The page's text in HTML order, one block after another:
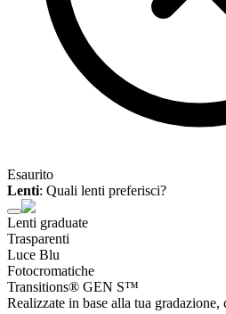
Esaurito
Lenti: Quali lenti preferisci?
Lenti graduate
Trasparenti
Luce Blu
Fotocromatiche
Transitions® GEN S™
Realizzate in base alla tua gradazione,